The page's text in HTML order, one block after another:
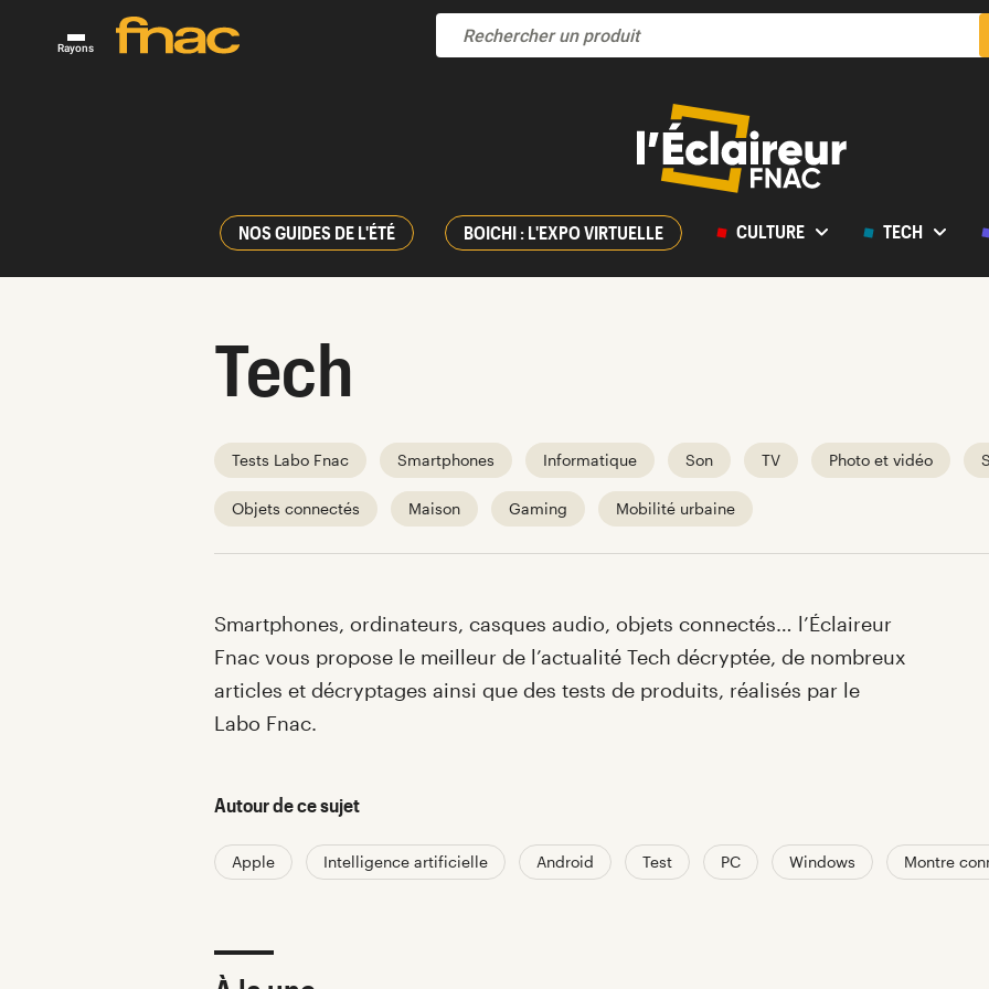
Rayons
NOS GUIDES DE L'ÉTÉ BOICHI : L'EXPO VIRTUELLE CULTURE TECH
Tech
Tests Labo Fnac Smartphones Informatique Son TV Photo et vidéo
Objets connectés Maison Gaming Mobilité urbaine
Introduction
Smartphones, ordinateurs, casques audio, objets connectés… l’Éclaireur
Fnac vous propose le meilleur de l’actualité Tech décryptée, de nombreux
articles et décryptages ainsi que des tests de produits, réalisés par le
Labo Fnac.
Autour de ce sujet
Apple Intelligence artificielle Android Test PC Windows Montre